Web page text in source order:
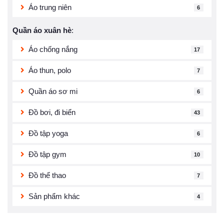
Áo trung niên 6
Quần áo xuân hè:
Áo chống nắng 17
Áo thun, polo 7
Quần áo sơ mi 6
Đồ bơi, đi biển 43
Đồ tập yoga 6
Đồ tập gym 10
Đồ thể thao 7
Sản phẩm khác 4